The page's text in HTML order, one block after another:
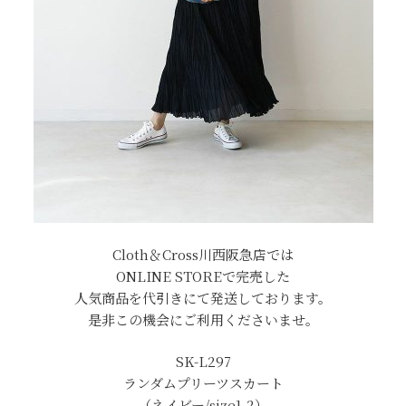
Cloth＆Cross川西阪急店では
ONLINE STOREで完売した
人気商品を代引きにて発送しております。
是非この機会にご利用くださいませ。
SK-L297
ランダムプリーツスカート